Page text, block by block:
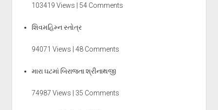
103419 Views | 54 Comments
શિવમહિમ્ન સ્તોત્ર
94071 Views | 48 Comments
મારા ઘટમાં બિરાજતા શ્રીનાથજી
74987 Views | 35 Comments